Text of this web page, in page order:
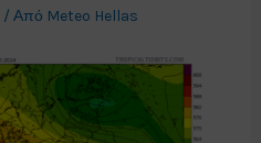
/ Από Meteo Hellas